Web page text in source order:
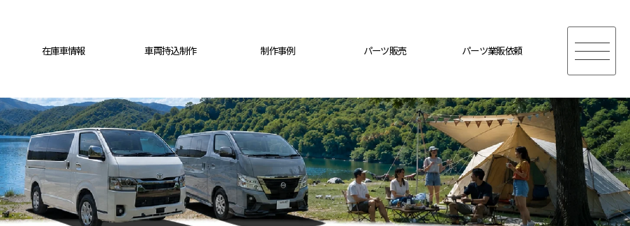
在庫車情報 車両持込制作 制作事例 パーツ販売 パーツ業販依頼